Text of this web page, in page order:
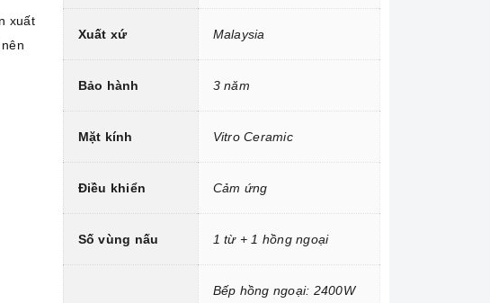
xuất
Xuất xứ Malaysia
Bảo hành 3 năm
Mặt kính Vitro Ceramic
Điều khiển Cảm ứng
Số vùng nấu 1 từ + 1 hồng ngoại
Bếp hồng ngoại: 2400W